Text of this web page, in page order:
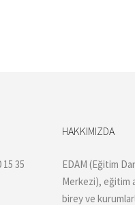
35
HAKKIMIZDA
EDAM (Eğitim
Merkezi), eğitim
birey ve